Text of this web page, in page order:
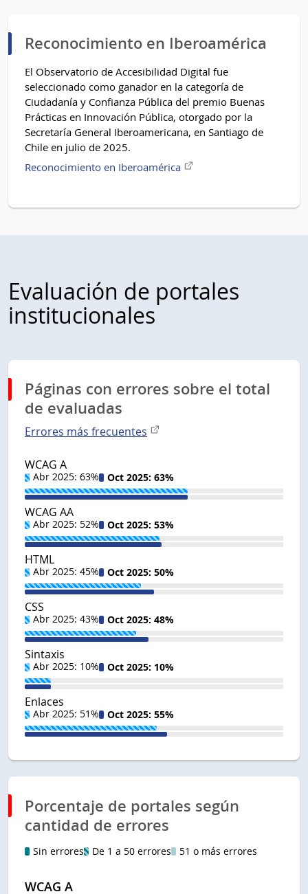
Reconocimiento en Iberoamérica
El Observatorio de Accesibilidad Digital fue
seleccionado como ganador en la categoría de
Ciudadanía y Confianza Pública del premio Buenas
Prácticas en Innovación Pública, otorgado por la
Secretaría General Iberoamericana, en Santiago de
Chile en julio de 2025.
Reconocimiento en IberoaméricaEnlace
Evaluación de portales
institucionales
Páginas con errores sobre el total
de evaluadas
Errores más frecuentes Enlace
WCAG A
Abr 2025: 63% Oct 2025: 63%
WCAG AA
Abr 2025: 52% Oct 2025: 53%
HTML
Abr 2025: 45% Oct 2025: 50%
CSS
Abr 2025: 43% Oct 2025: 48%
Sintaxis
Abr 2025: 10% Oct 2025: 10%
Enlaces
Abr 2025: 51% Oct 2025: 55%
Porcentaje de portales según
cantidad de errores
Sin errores De 1 a 50 errores 51 o más errores
WCAG A